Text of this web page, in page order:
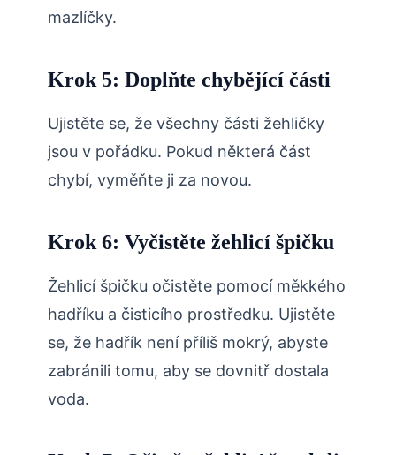
mazlíčky.
Krok 5: Doplňte chybějící části
Ujistěte se, že všechny části žehličky
jsou v pořádku. Pokud některá část
chybí, vyměňte ji za novou.
Krok 6: Vyčistěte žehlicí špičku
Žehlicí špičku očistěte pomocí měkkého
hadříku a čisticího prostředku. Ujistěte
se, že hadřík není příliš mokrý, abyste
zabránili tomu, aby se dovnitř dostala
voda.